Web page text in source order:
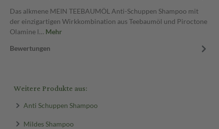
Das alkmene MEIN TEEBAUMÖL Anti-Schuppen Shampoo mit
der einzigartigen Wirkkombination aus Teebaumöl und Piroctone
Olamine l… Mehr
Bewertungen
Weitere Produkte aus:
Anti Schuppen Shampoo
Mildes Shampoo